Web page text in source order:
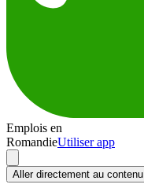
Emplois en
RomandieUtiliser app
Aller directement au contenu